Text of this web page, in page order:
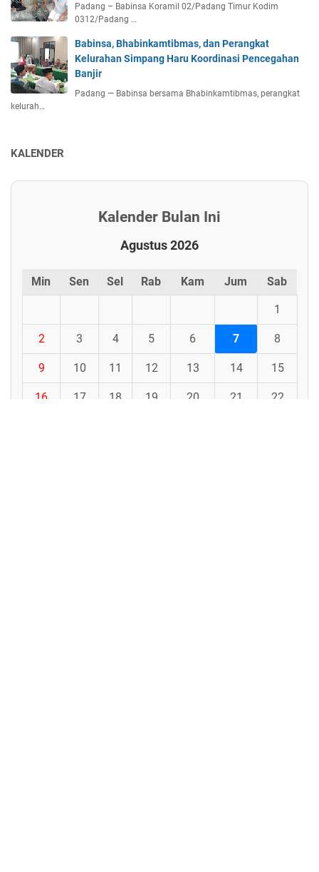
Padang – Babinsa Koramil 02/Padang Timur Kodim
0312/Padang …
Babinsa, Bhabinkamtibmas, dan Perangkat
Kelurahan Simpang Haru Koordinasi Pencegahan
Banjir
Padang — Babinsa bersama Bhabinkamtibmas, perangkat
kelurah…
KALENDER
Kalender Bulan Ini
Agustus 2026
Min Sen Sel Rab Kam Jum Sab
1
2 3 4 5 6 7 8
9 10 11 12 13 14 15
16 17 18 19 20 21 22